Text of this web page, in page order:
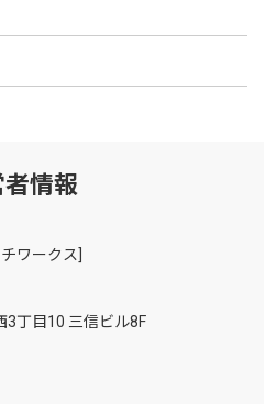
者情報
ワークス]
3丁目10 三信ビル8F